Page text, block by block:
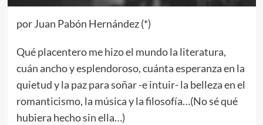
por Juan Pabón Hernández (*)
Qué placentero me hizo el mundo la literatura,
cuán ancho y esplendoroso, cuánta esperanza en la
quietud y la paz para soñar -e intuir- la belleza en el
romanticismo, la música y la filosofía…(No sé qué
hubiera hecho sin ella…)